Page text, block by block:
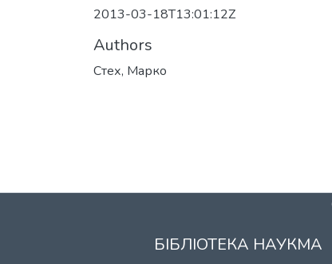
2013-03-18T13:01:12Z
Authors
Стех, Марко
БІБЛІОТЕКА НАУКМА